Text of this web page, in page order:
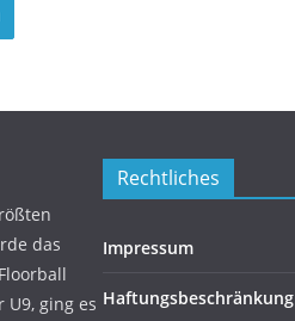
das
ging es
Rechtliches
Impressum
Haftungsbeschränkung